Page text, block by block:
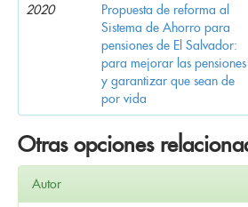
2020
Propuesta de reforma al
Sistema de Ahorro para
pensiones de El Salvador:
para mejorar las pensiones
y garantizar que sean de
por vida
Otras opciones
Autor